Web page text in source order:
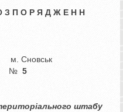
Д Ж Е Н Н
м. Сновськ
5
штабу